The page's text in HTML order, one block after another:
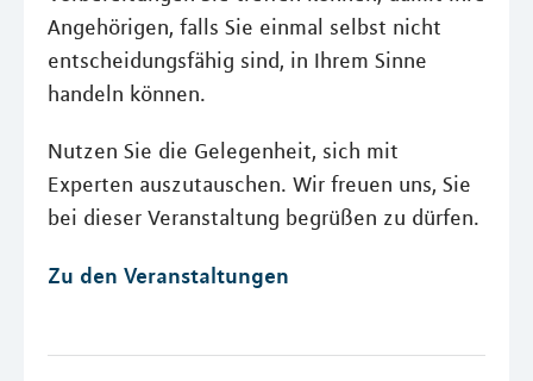
Angehörigen, falls Sie einmal selbst nicht
entscheidungsfähig sind, in Ihrem Sinne
handeln können.
Nutzen Sie die Gelegenheit, sich mit
Experten auszutauschen. Wir freuen uns, Sie
bei dieser Veranstaltung begrüßen zu dürfen.
Zu den Veranstaltungen